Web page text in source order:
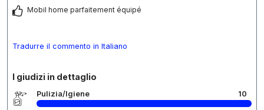
Mobil home parfaitement équipé
Tradurre il commento in Italiano
I giudizi in dettaglio
Pulizia/Igiene 10